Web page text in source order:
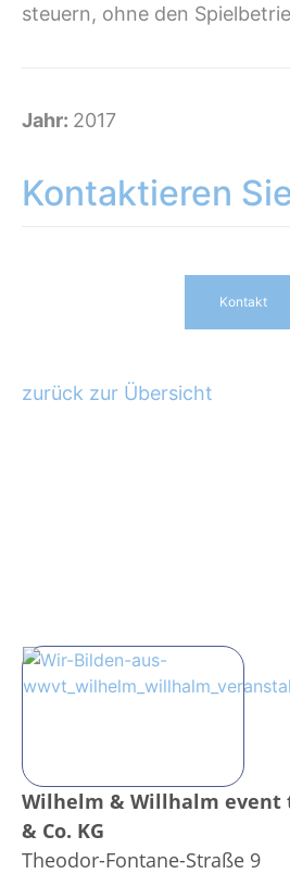
steuern, ohne den
Jahr: 2017
Kontaktieren
Kontakt
zurück zur Übersicht
Wilhelm & Willhalm event
& Co. KG
Theodor-Fontane-Straße 9